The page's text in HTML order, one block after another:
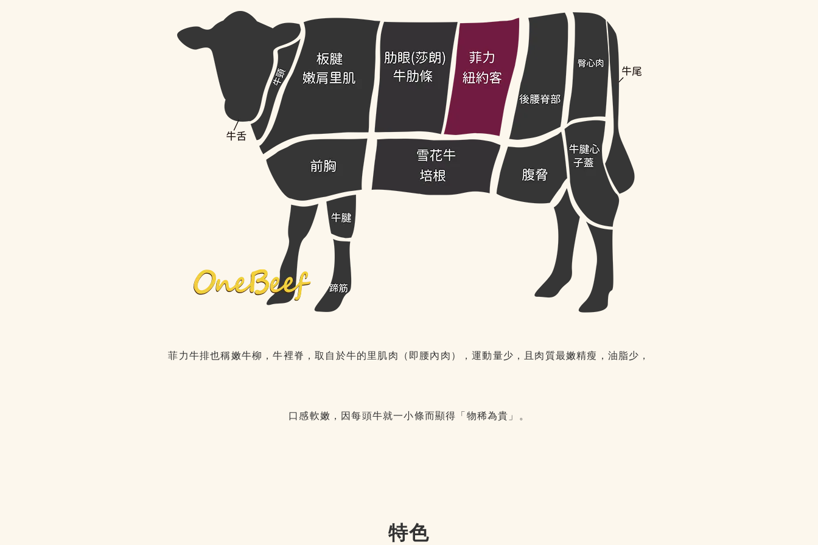
菲力牛排也稱嫩牛柳，牛裡脊，取自於牛的里肌肉（即腰內肉），運動量少，且肉質最嫩精瘦，油脂少，
口感軟嫩，因每頭牛就一小條而顯得「物稀為貴」。
特色